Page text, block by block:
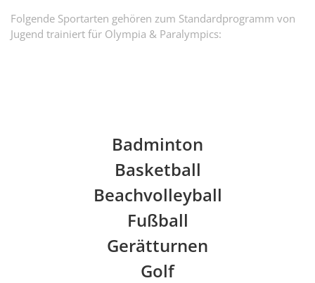
Folgende Sportarten gehören zum Standardprogramm von
Jugend trainiert für Olympia & Paralympics:
Badminton
Basketball
Beachvolleyball
Fußball
Gerätturnen
Golf